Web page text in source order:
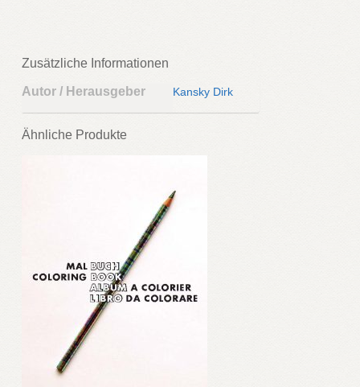
Zusätzliche Informationen
Autor / Herausgeber
Kansky Dirk
Ähnliche Produkte